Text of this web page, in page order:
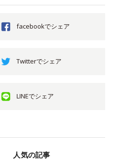
facebookでシェア
Twitterでシェア
LINEでシェア
人気の記事